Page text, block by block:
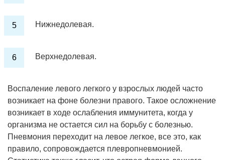
Нижнедолевая.
Верхнедолевая.
Воспаление левого легкого у взрослых людей часто
возникает на фоне болезни правого. Такое осложнение
возникает в ходе ослабления иммунитета, когда у
организма не остается сил на борьбу с болезнью.
Пневмония переходит на левое легкое, все это, как
правило, сопровождается плевропневмонией.